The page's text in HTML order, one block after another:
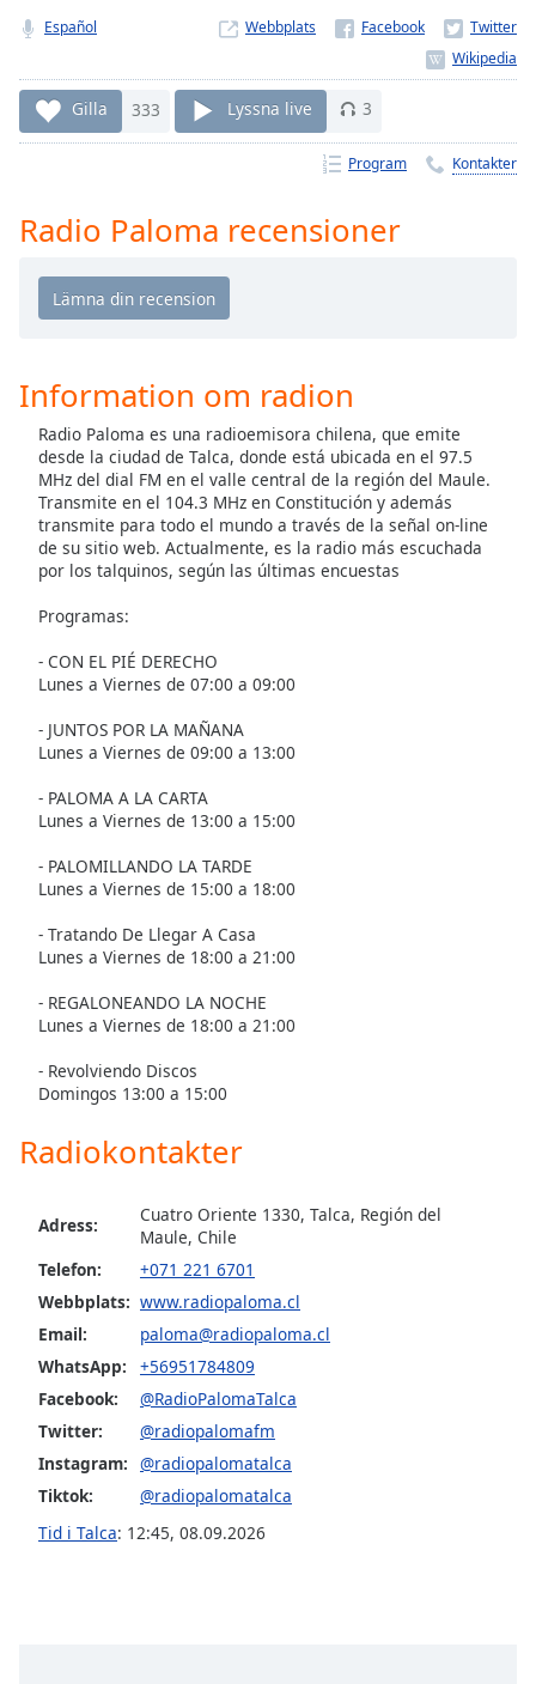
currently
behind
Remaining
Time-
Rate
Chapters
Chapters
descriptions
off,
selected
Subtitles
subtitles
settings,
opens
settings
dialog
off,
Audio
Picture-
in-
Fullscreen
window.
Escape
close
window.
Color
Opacity
Español Webbplats
Gilla 333 Lyssna live 3
Program Kontakter
Radio Paloma recensioner
Information om radion
Radio Paloma es una radioemisora chilena, que emite
desde la ciudad de Talca, donde está ubicada en el 97.5
MHz del dial FM en el valle central de la región del Maule.
Transmite en el 104.3 MHz en Constitución y además
transmite para todo el mundo a través de la señal on-line
de su sitio web. Actualmente, es la radio más escuchada
por los talquinos, según las últimas encuestas
Programas:
- CON EL PIÉ DERECHO
Lunes a Viernes de 07:00 a 09:00
- JUNTOS POR LA MAÑANA
Lunes a Viernes de 09:00 a 13:00
- PALOMA A LA CARTA
Lunes a Viernes de 13:00 a 15:00
- PALOMILLANDO LA TARDE
Lunes a Viernes de 15:00 a 18:00
- Tratando De Llegar A Casa
Lunes a Viernes de 18:00 a 21:00
- REGALONEANDO LA NOCHE
Lunes a Viernes de 18:00 a 21:00
- Revolviendo Discos
Domingos 13:00 a 15:00
Radiokontakter
Adress:
Cuatro Oriente 1330, Talca, Región del
Maule, Chile
Telefon:
+071 221 6701
Webbplats: www.radiopaloma.cl
Email:
paloma@radiopaloma.cl
WhatsApp:
+56951784809
Facebook:
@RadioPalomaTalca
Twitter:
@radiopalomafm
Instagram: @radiopalomatalca
Tiktok:
@radiopalomatalca
Tid i Talca: 12:45, 08.09.2026